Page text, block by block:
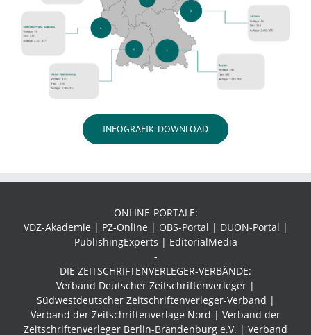
INFOGRAFIK DOWNLOAD
ONLINE-PORTALE:
VDZ-Akademie | PZ-Online | OBS-Portal | DUON-Portal |
PublishingExperts | EditorialMedia
-
DIE ZEITSCHRIFTENVERLEGER-VERBÄNDE:
Verband Deutscher Zeitschriftenverleger |
Südwestdeutscher Zeitschriftenverleger-Verband |
Verband der Zeitschriftenverlage Nord | Verband der
Zeitschriftenverleger Berlin-Brandenburg e.V. | Verband